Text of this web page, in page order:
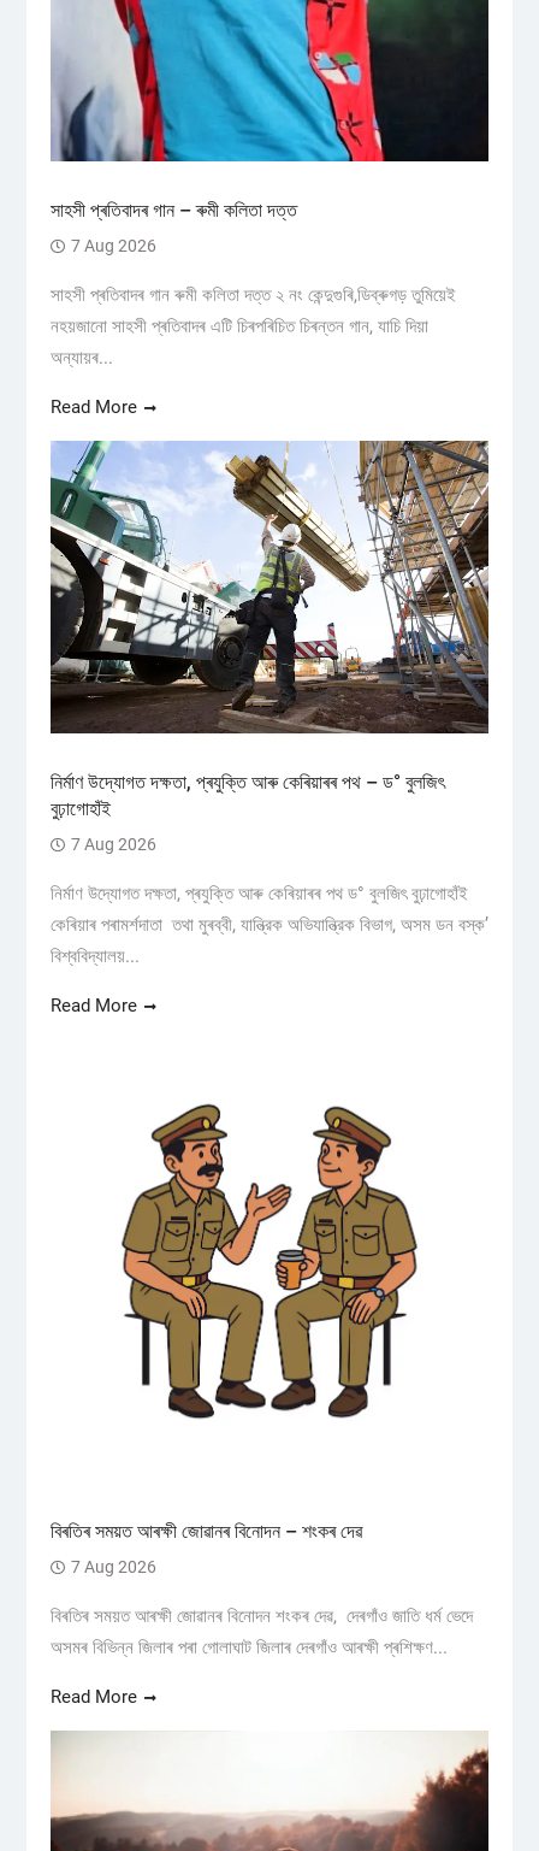
সাহসী প্ৰতিবাদৰ গান – ৰুমী কলিতা দত্ত
7 Aug 2026
সাহসী প্ৰতিবাদৰ গান ৰুমী কলিতা দত্ত ২ নং কেন্দুগুৰি,ডিব্ৰুগড় তুমিয়েই
নহয়জানো সাহসী প্ৰতিবাদৰ এটি চিৰপৰিচিত চিৰন্তন গান, যাচি দিয়া
অন্যায়ৰ...
Read More
নিৰ্মাণ উদ্যোগত দক্ষতা, প্ৰযুক্তি আৰু কেৰিয়াৰৰ পথ – ড° বুলজিৎ
বুঢ়াগোহাঁই
7 Aug 2026
নিৰ্মাণ উদ্যোগত দক্ষতা, প্ৰযুক্তি আৰু কেৰিয়াৰৰ পথ ড° বুলজিৎ বুঢ়াগোহাঁই
কেৰিয়াৰ পৰামৰ্শদাতা তথা মুৰব্বী, যান্ত্রিক অভিযান্ত্রিক বিভাগ, অসম ডন বস্ক’
বিশ্ববিদ্যালয়...
Read More
বিৰতিৰ সময়ত আৰক্ষী জোৱানৰ বিনোদন – শংকৰ দেৱ
7 Aug 2026
বিৰতিৰ সময়ত আৰক্ষী জোৱানৰ বিনোদন শংকৰ দেৱ, দেৰগাঁও জাতি ধৰ্ম ভেদে
অসমৰ বিভিন্ন জিলাৰ পৰা গোলাঘাট জিলাৰ দেৰগাঁও আৰক্ষী প্ৰশিক্ষণ...
Read More